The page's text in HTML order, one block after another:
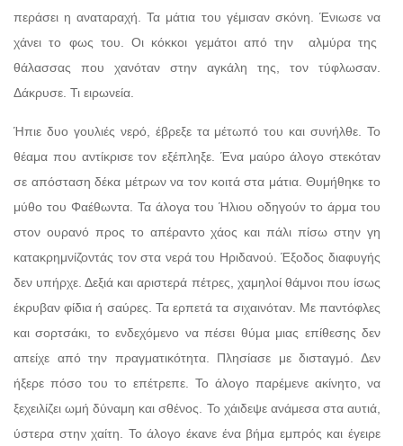
περάσει η αναταραχή. Τα μάτια του γέμισαν σκόνη. Ένιωσε να
χάνει το φως του. Οι κόκκοι γεμάτοι από την αλμύρα της
θάλασσας που χανόταν στην αγκάλη της, τον τύφλωσαν.
Δάκρυσε. Τι ειρωνεία.
Ήπιε δυο γουλιές νερό, έβρεξε τα μέτωπό του και συνήλθε. Το
θέαμα που αντίκρισε τον εξέπληξε. Ένα μαύρο άλογο στεκόταν
σε απόσταση δέκα μέτρων να τον κοιτά στα μάτια. Θυμήθηκε το
μύθο του Φαέθωντα. Τα άλογα του Ήλιου οδηγούν το άρμα του
στον ουρανό προς το απέραντο χάος και πάλι πίσω στην γη
κατακρημνίζοντάς τον στα νερά του Ηριδανού. Έξοδος διαφυγής
δεν υπήρχε. Δεξιά και αριστερά πέτρες, χαμηλοί θάμνοι που ίσως
έκρυβαν φίδια ή σαύρες. Τα ερπετά τα σιχαινόταν. Με παντόφλες
και σορτσάκι, το ενδεχόμενο να πέσει θύμα μιας επίθεσης δεν
απείχε από την πραγματικότητα. Πλησίασε με δισταγμό. Δεν
ήξερε πόσο του το επέτρεπε. Το άλογο παρέμενε ακίνητο, να
ξεχειλίζει ωμή δύναμη και σθένος. Το χάιδεψε ανάμεσα στα αυτιά,
ύστερα στην χαίτη. Το άλογο έκανε ένα βήμα εμπρός και έγειρε